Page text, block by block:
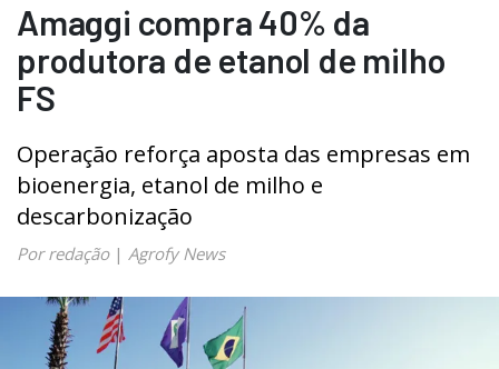
Amaggi compra 40% da
produtora de etanol de milho
FS
Operação reforça aposta das empresas em
bioenergia, etanol de milho e
descarbonização
Por redação| Agrofy News